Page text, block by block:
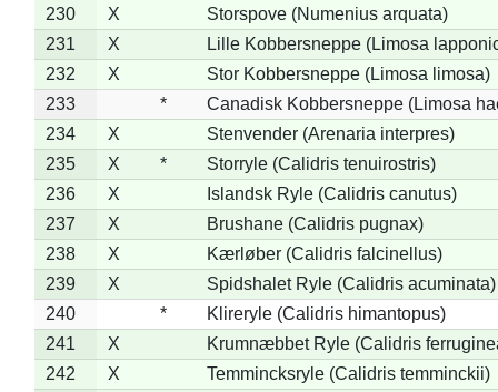
230 X
Storspove (Numenius arquata)
231
X
Lille Kobbersneppe (Limosa
232
X
Stor Kobbersneppe (Limosa limosa)
233
*
Canadisk Kobbersneppe (Limosa
234
X
Stenvender (Arenaria interpres)
235
X *
Storryle (Calidris tenuirostris)
236
X
Islandsk Ryle (Calidris canutus)
237
X
Brushane (Calidris pugnax)
238
X
Kærløber (Calidris falcinellus)
239
X
Spidshalet Ryle (Calidris acuminata)
240
*
Klireryle (Calidris himantopus)
241
X
Krumnæbbet Ryle (Calidris
242
X
Temmincksryle (Calidris temminckii)